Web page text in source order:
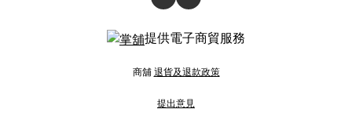
提供電子商貿服務
商舖退貨及退款政策
提出意見